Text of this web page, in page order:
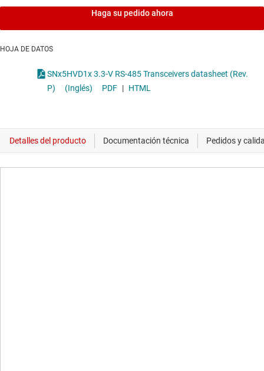
Haga su pedido ahora
HOJA DE DATOS
SNx5HVD1x 3.3-V RS-485 Transceivers datasheet (Rev.
P)
(Inglés) PDF | HTML